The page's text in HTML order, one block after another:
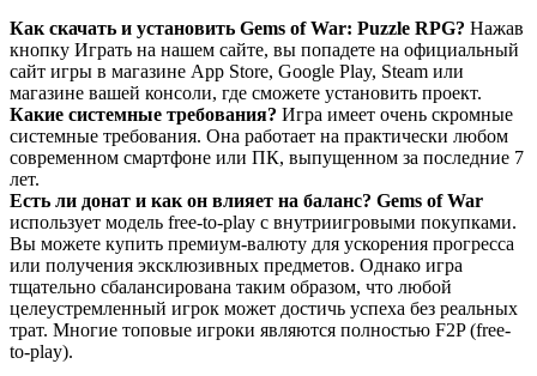
Как скачать и установить Gems of War: Puzzle RPG? Нажав
кнопку Играть на нашем сайте, вы попадете на официальный
сайт игры в магазине App Store, Google Play, Steam или
магазине вашей консоли, где сможете установить проект.
Какие системные требования? Игра имеет очень скромные
системные требования. Она работает на практически любом
современном смартфоне или ПК, выпущенном за последние 7
лет.
Есть ли донат и как он влияет на баланс? Gems of War
использует модель free-to-play с внутриигровыми покупками.
Вы можете купить премиум-валюту для ускорения прогресса
или получения эксклюзивных предметов. Однако игра
тщательно сбалансирована таким образом, что любой
целеустремленный игрок может достичь успеха без реальных
трат. Многие топовые игроки являются полностью F2P (free-
to-play).